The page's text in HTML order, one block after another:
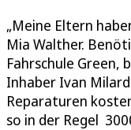
„Meine Eltern
Mia Walther.
Fahrschule Green,
Inhaber Ivan
Reparaturen
so in der Regel